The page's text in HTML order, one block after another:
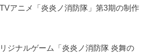
アニメ「炎炎ノ消防隊」第3期の制作
ジナルゲーム「炎炎ノ消防隊 炎舞の